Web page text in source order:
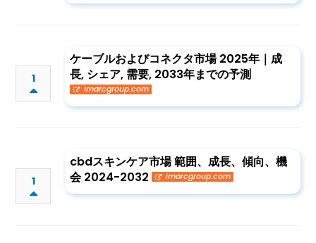
1
ケーブルおよびコネクタ市場 2025年｜成
長, シェア, 需要, 2033年までの予測
imarcgroup.com
1
cbdスキンケア市場 範囲、成長、傾向、機
会 2024-2032
imarcgroup.com